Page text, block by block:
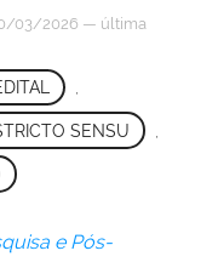
03/2026 — última
SENSU
e Pós-